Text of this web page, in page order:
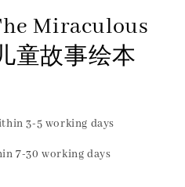
Miraculous
童故事绘本
3-5 working days
7-30 working days